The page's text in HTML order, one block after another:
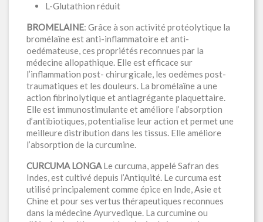
L-Glutathion réduit
BROMELAINE: Grâce à son activité protéolytique la
bromélaïne est anti-inflammatoire et anti-
oedémateuse, ces propriétés reconnues par la
médecine allopathique. Elle est efficace sur
l’inflammation post- chirurgicale, les oedèmes post-
traumatiques et les douleurs. La bromélaïne a une
action fibrinolytique et antiagrégante plaquettaire.
Elle est immunostimulante et améliore l’absorption
d’antibiotiques, potentialise leur action et permet une
meilleure distribution dans les tissus. Elle améliore
l’absorption de la curcumine.
CURCUMA LONGALe curcuma, appelé Safran des
Indes, est cultivé depuis l’Antiquité. Le curcuma est
utilisé principalement comme épice en Inde, Asie et
Chine et pour ses vertus thérapeutiques reconnues
dans la médecine Ayurvedique. La curcumine ou